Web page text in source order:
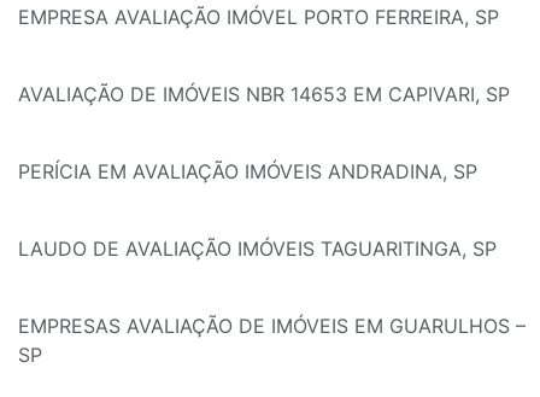
EMPRESA AVALIAÇÃO IMÓVEL PORTO FERREIRA, SP
AVALIAÇÃO DE IMÓVEIS NBR 14653 EM CAPIVARI, SP
PERÍCIA EM AVALIAÇÃO IMÓVEIS ANDRADINA, SP
LAUDO DE AVALIAÇÃO IMÓVEIS TAGUARITINGA, SP
EMPRESAS AVALIAÇÃO DE IMÓVEIS EM GUARULHOS –
SP